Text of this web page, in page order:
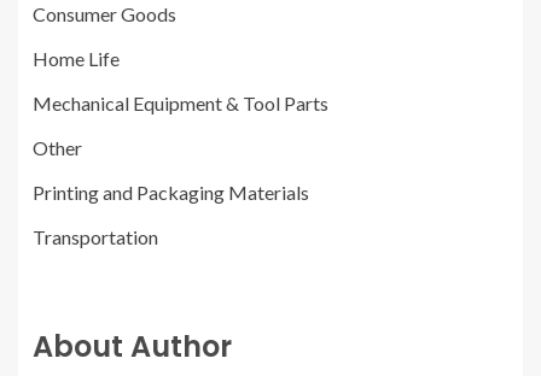
Consumer Goods
Home Life
Mechanical Equipment & Tool Parts
Other
Printing and Packaging Materials
Transportation
About Author